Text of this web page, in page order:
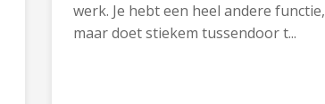
werk. Je hebt een heel andere functie,
maar doet stiekem tussendoor t...